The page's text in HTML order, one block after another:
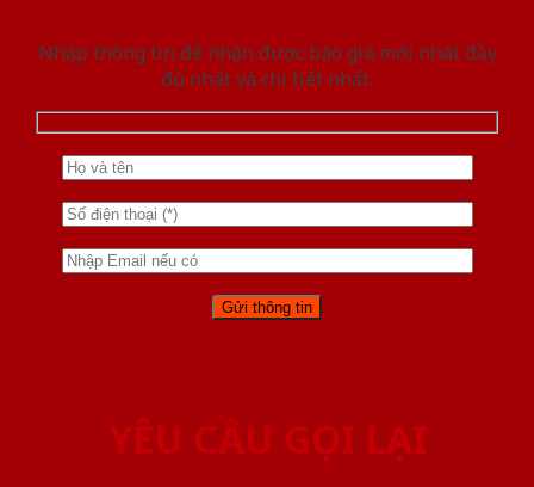
Nhập thông tin để nhận được báo giá mới nhât đầy
đủ nhất và chi tiết nhất.
YÊU CẦU GỌI LẠI